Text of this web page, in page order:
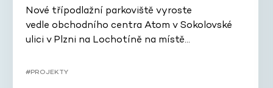
Nové třípodlažní parkoviště vyroste
vedle obchodního centra Atom v Sokolovské
ulici v Plzni na Lochotíně na místě…
#PROJEKTY